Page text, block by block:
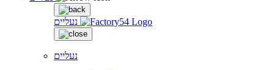
נעליים
נעליים